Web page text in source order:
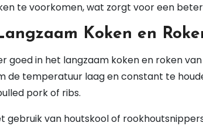
te voorkomen, wat zorgt voor een
Koken en
goed in het langzaam koken en roken
de temperatuur laag en constant te
pork of ribs.
gebruik van houtskool of